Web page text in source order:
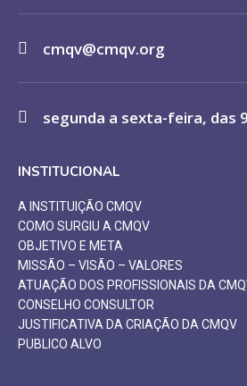
cmqv@cmqv.org
segunda a sexta-feira, das
INSTITUCIONAL
A INSTITUIÇÃO CMQV
COMO SURGIU A CMQV
OBJETIVO E META
MISSÃO – VISÃO – VALORES
ATUAÇÃO DOS PROFISSIONAIS DA
CONSELHO CONSULTOR
JUSTIFICATIVA DA CRIAÇÃO DA CMQV
PUBLICO ALVO